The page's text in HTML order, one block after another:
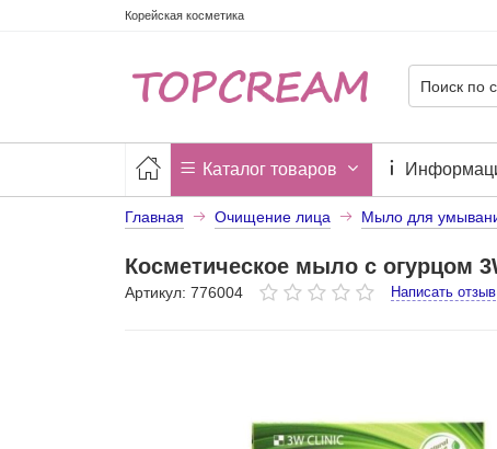
Корейская косметика
Каталог товаров
Главная Очищение лица Мыло для
Косметическое мыло с огурцом
Артикул: 776004 Написать отзыв